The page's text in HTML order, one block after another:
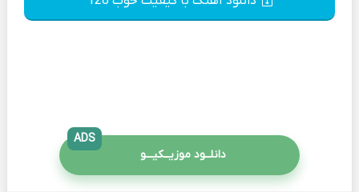
دانلــود موزیــکیـــو
ADS